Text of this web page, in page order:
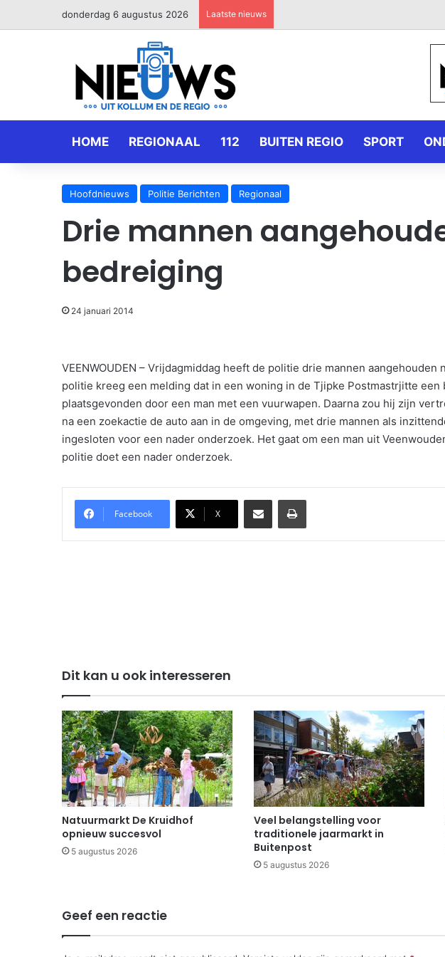
donderdag 6 augustus 2026 Laatste nieuws
HOME REGIONAAL 112 BUITEN REGIO SPORT
Hoofdnieuws Politie Berichten Regionaal
Drie mannen
bedreiging
24 januari 2014
VEENWOUDEN – Vrijdagmiddag heeft de politie drie mannen
politie kreeg een melding dat in een woning in de Tjipke Postmastrjitte een
plaatsgevonden door een man met een vuurwapen. Daarna zou hij zijn
na een zoekactie de auto aan in de omgeving, met drie mannen als
ingesloten voor een nader onderzoek. Het gaat om een man uit
politie doet een nader onderzoek.
Facebook X
Delen via Email Print
Dit kan u ook interesseren
Natuurmarkt De Kruidhof
opnieuw succesvol
5 augustus 2026
Veel belangstelling voor
traditionele jaarmarkt in
Buitenpost
5 augustus 2026
Geef een reactie